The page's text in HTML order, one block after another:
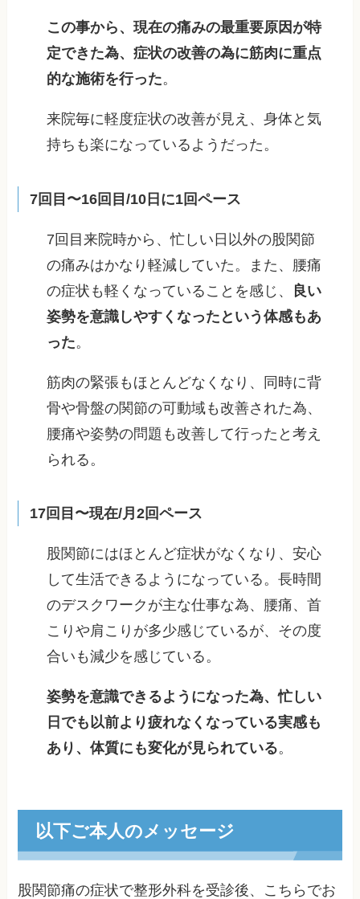
この事から、現在の痛みの最重要原因が特
定できた為、症状の改善の為に筋肉に重点
的な施術を行った。
来院毎に軽度症状の改善が見え、身体と気
持ちも楽になっているようだった。
7回目〜16回目/10日に1回ペース
7回目来院時から、忙しい日以外の股関節
の痛みはかなり軽減していた。また、腰痛
の症状も軽くなっていることを感じ、
良い
姿勢を意識しやすくなったという体感もあ
った。
筋肉の緊張もほとんどなくなり、同時に背
骨や骨盤の関節の可動域も改善された為、
腰痛や姿勢の問題も改善して行ったと考え
られる。
17回目〜現在/月2回ペース
股関節にはほとんど症状がなくなり、安心
して生活できるようになっている。長時間
のデスクワークが主な仕事な為、腰痛、首
こりや肩こりが多少感じているが、その度
合いも減少を感じている。
姿勢を意識できるようになった為、忙しい
日でも以前より疲れなくなっている実感も
あり、体質にも変化が見られている。
以下ご本人のメッセージ
股関節痛の症状で整形外科を受診後、こちらでお